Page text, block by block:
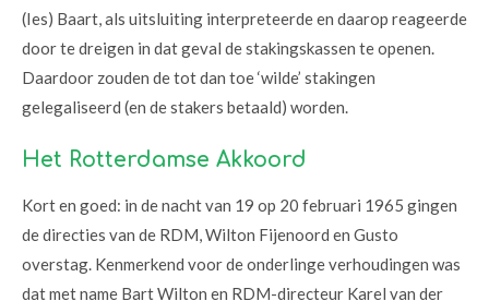
(Ies) Baart, als uitsluiting interpreteerde en daarop reageerde
door te dreigen in dat geval de stakingskassen te openen.
Daardoor zouden de tot dan toe ‘wilde’ stakingen
gelegaliseerd (en de stakers betaald) worden.
Het Rotterdamse Akkoord
Kort en goed: in de nacht van 19 op 20 februari 1965 gingen
de directies van de RDM, Wilton Fijenoord en Gusto
overstag. Kenmerkend voor de onderlinge verhoudingen was
dat met name Bart Wilton en RDM-directeur Karel van der